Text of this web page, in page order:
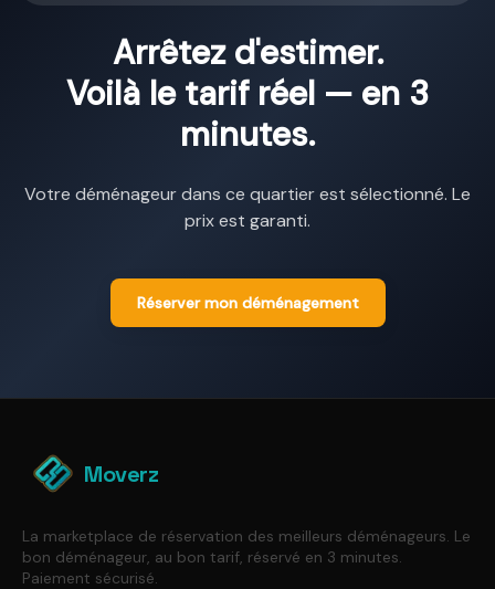
Arrêtez d'estimer.
Voilà le tarif réel — en 3
minutes.
Votre déménageur dans ce quartier est sélectionné. Le
prix est garanti.
Réserver mon déménagement
Moverz
La marketplace de réservation des meilleurs déménageurs. Le
bon déménageur, au bon tarif, réservé en 3 minutes.
Paiement sécurisé.